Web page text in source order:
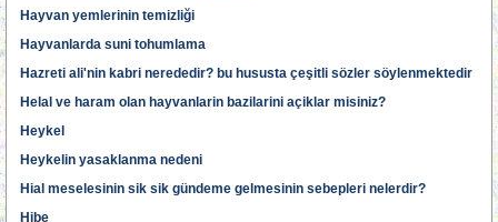
Hayvan yemlerinin temizliği
Hayvanlarda suni tohumlama
Hazreti ali'nin kabri nerededir? bu hususta çeşitli sözler söylenmektedir
Helal ve haram olan hayvanlarin bazilarini açiklar misiniz?
Heykel
Heykelin yasaklanma nedeni
Hial meselesinin sik sik gündeme gelmesinin sebepleri nelerdir?
Hibe